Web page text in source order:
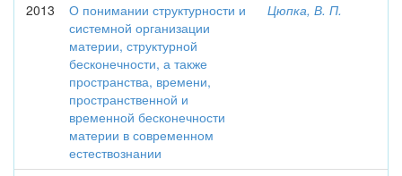
2013
О понимании структурности и
системной организации
материи, структурной
бесконечности, а также
пространства, времени,
пространственной и
временной бесконечности
материи в современном
естествознании
Цюпка, В. П.